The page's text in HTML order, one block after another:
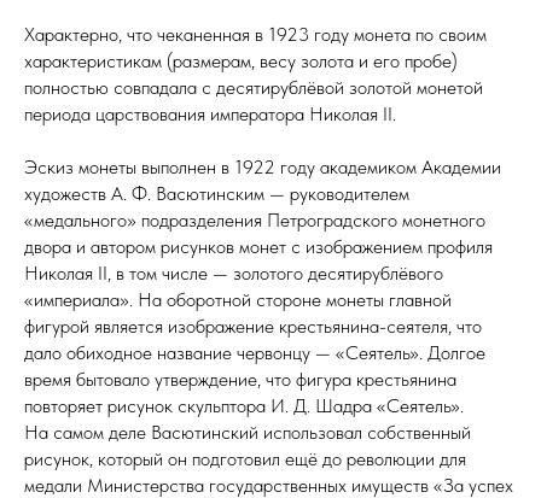
Характерно, что чеканенная в 1923 году монета по своим
характеристикам (размерам, весу золота и его пробе)
полностью совпадала с десятирублёвой золотой монетой
периода царствования императора Николая II.
Эскиз монеты выполнен в 1922 году академиком Академии
художеств А. Ф. Васютинским — руководителем
«медального» подразделения Петроградского монетного
двора и автором рисунков монет с изображением профиля
Николая II, в том числе — золотого десятирублёвого
«империала». На оборотной стороне монеты главной
фигурой является изображение крестьянина-сеятеля, что
дало обиходное название червонцу — «Сеятель». Долгое
время бытовало утверждение, что фигура крестьянина
повторяет рисунок скульптора И. Д. Шадра «Сеятель».
На самом деле Васютинский использовал собственный
рисунок, который он подготовил ещё до революции для
медали Министерства государственных имуществ «За успех